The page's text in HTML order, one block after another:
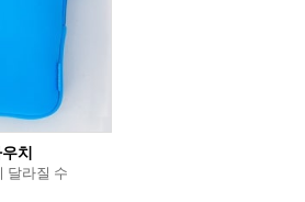
치
달라질 수